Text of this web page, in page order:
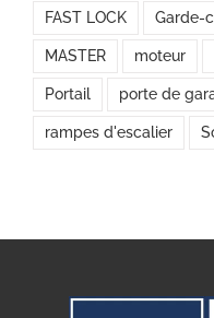
FAST LOCK Garde-
MASTER moteur
Portail porte de
rampes d'escalier